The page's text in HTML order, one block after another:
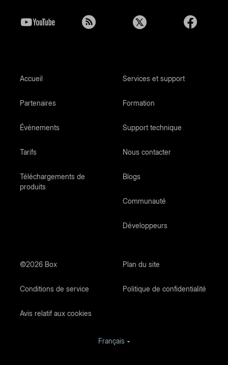
Accueil
Partenaires
Événements
Tarifs
Téléchargements de
produits
Services et support
Formation
Support technique
Nous contacter
Blogs
Communauté
Développeurs
©2026 Box Plan du site
Conditions de service Politique de confidentialité
Avis relatif aux cookies
Français